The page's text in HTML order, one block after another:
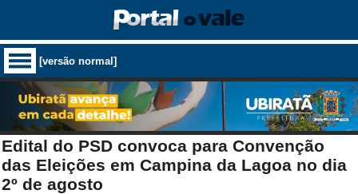
[versão normal]
Edital do PSD convoca para Convenção
das Eleições em Campina da Lagoa no dia
2º de agosto